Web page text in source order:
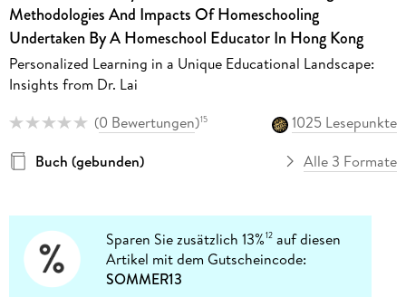
Methodologies And Impacts Of Homeschooling
Undertaken By A Homeschool Educator In Hong Kong
Personalized Learning in a Unique Educational Landscape:
Insights from Dr. Lai
(0 Bewertungen)15
1025 Lesepunkte
Buch (gebunden)
Alle 3 Formate
Sparen Sie zusätzlich 13%12 auf diesen
Artikel mit dem Gutscheincode:
SOMMER13